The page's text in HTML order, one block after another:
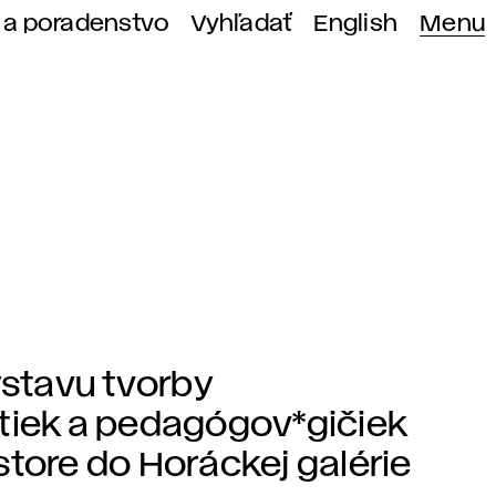
a poradenstvo Vyhľadať English Menu
tvorby
a pedagógov*gičiek
do Horáckej galérie